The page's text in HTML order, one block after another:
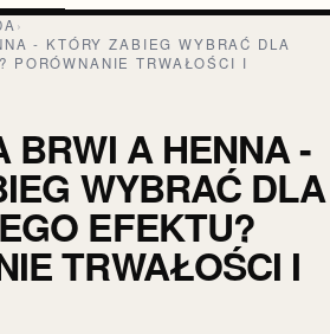
›
- KTÓRY ZABIEG WYBRAĆ DLA
PORÓWNANIE TRWAŁOŚCI I
BRWI A HENNA -
WYBRAĆ DLA
EFEKTU?
TRWAŁOŚCI I